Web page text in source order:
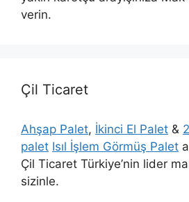
verin.
Çil Ticaret
Ahşap Palet, İkinci El Palet &
palet Isıl İşlem Görmüş Palet
Çil Ticaret Türkiye’nin lider
sizinle.